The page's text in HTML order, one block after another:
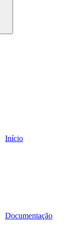
Início
Documentação